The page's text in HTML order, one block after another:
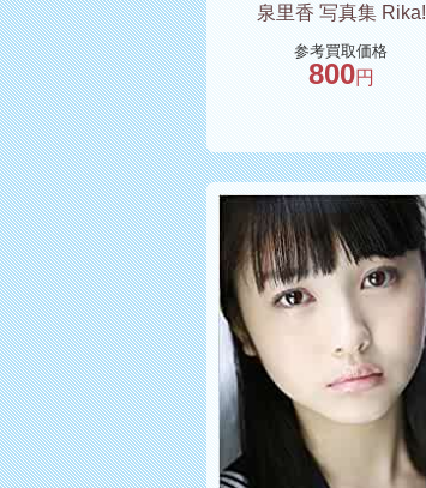
泉里香 写真集 Rika!
参考買取価格
800円